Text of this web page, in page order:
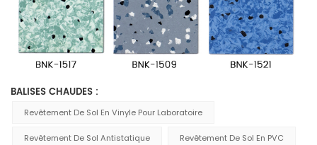
BALISES CHAUDES :
Revêtement De Sol En Vinyle Pour Laboratoire
Revêtement De Sol Antistatique Revêtement De Sol En PVC